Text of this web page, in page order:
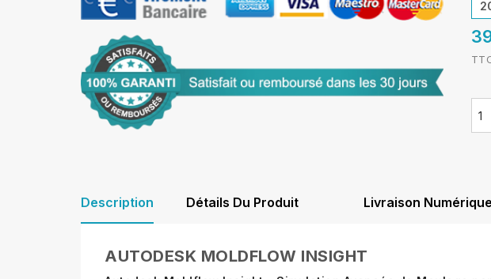
Description Détails Du Produit Livraison Numérique
AUTODESK MOLDFLOW INSIGHT